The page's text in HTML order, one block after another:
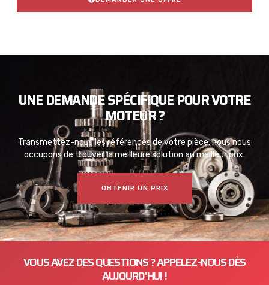
UNE DEMANDE SPÉCIFIQUE POUR VOTRE
MOTEUR ?
Transmettez-nous les références de votre pièce, nous nous
occupons de trouver la meilleure solution au meilleur prix.
OBTENIR UN PRIX
VOUS AVEZ DES QUESTIONS ? APPELEZ-NOUS DÈS
AUJOURD'HUI !